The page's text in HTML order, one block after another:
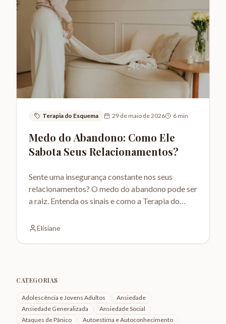
Terapia do Esquema 29 de maio de 2026 6min
Medo do Abandono: Como Ele
Sabota Seus Relacionamentos?
Sente uma insegurança constante nos seus
relacionamentos? O medo do abandono pode ser
a raiz. Entenda os sinais e como a Terapia do
Elisiane
CATEGORIAS
Adolescência e Jovens Adultos
Ansiedade
Ansiedade Generalizada
Ansiedade Social
Ataques de Pânico
Autoestima e Autoconhecimento